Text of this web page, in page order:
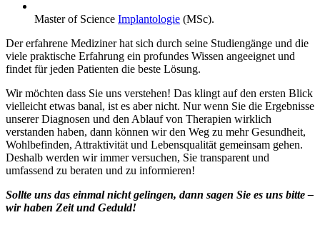
Master of Science Implantologie (MSc).
Der erfahrene Mediziner hat sich durch seine Studiengänge und die
viele praktische Erfahrung ein profundes Wissen angeeignet und
findet für jeden Patienten die beste Lösung.
Wir möchten dass Sie uns verstehen! Das klingt auf den ersten Blick
vielleicht etwas banal, ist es aber nicht. Nur wenn Sie die Ergebnisse
unserer Diagnosen und den Ablauf von Therapien wirklich
verstanden haben, dann können wir den Weg zu mehr Gesundheit,
Wohlbefinden, Attraktivität und Lebensqualität gemeinsam gehen.
Deshalb werden wir immer versuchen, Sie transparent und
umfassend zu beraten und zu informieren!
Sollte uns das einmal nicht gelingen, dann sagen Sie es uns bitte –
wir haben Zeit und Geduld!